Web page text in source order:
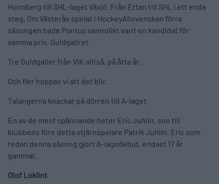
Holmberg till SHL-laget Växjö. Från Ettan till SHL i ett enda
steg. Om Västerås spelat i HockeyAllsvenskan förra
säsongen hade Pontus sannolikt varit en kandidat för
samma pris, Guldgallret.
Tre Guldgaller från VIK alltså, på åtta år.
Och fler hoppas vi att det blir.
Talangerna knackar på dörren till A-laget.
En av de mest spännande heter Eric Juhlin, son till
klubbens före detta stjärnspelare Patrik Juhlin. Eric som
redan denna säsong gjort A-lagsdebut, endast 17 år
gammal.
Olof Loklint